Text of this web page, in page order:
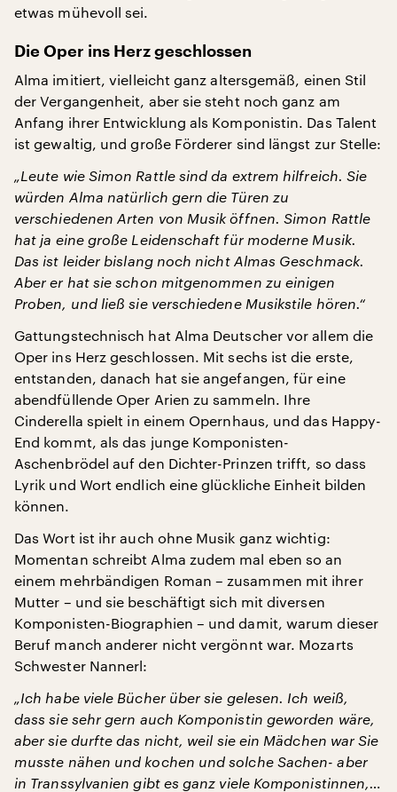
etwas mühevoll sei.
Die Oper ins Herz geschlossen
Alma imitiert, vielleicht ganz altersgemäß, einen Stil
der Vergangenheit, aber sie steht noch ganz am
Anfang ihrer Entwicklung als Komponistin. Das Talent
ist gewaltig, und große Förderer sind längst zur Stelle:
„Leute wie Simon Rattle sind da extrem hilfreich. Sie
würden Alma natürlich gern die Türen zu
verschiedenen Arten von Musik öffnen. Simon Rattle
hat ja eine große Leidenschaft für moderne Musik.
Das ist leider bislang noch nicht Almas Geschmack.
Aber er hat sie schon mitgenommen zu einigen
Proben, und ließ sie verschiedene Musikstile hören.“
Gattungstechnisch hat Alma Deutscher vor allem die
Oper ins Herz geschlossen. Mit sechs ist die erste,
entstanden, danach hat sie angefangen, für eine
abendfüllende Oper Arien zu sammeln. Ihre
Cinderella spielt in einem Opernhaus, und das Happy-
End kommt, als das junge Komponisten-
Aschenbrödel auf den Dichter-Prinzen trifft, so dass
Lyrik und Wort endlich eine glückliche Einheit bilden
können.
Das Wort ist ihr auch ohne Musik ganz wichtig:
Momentan schreibt Alma zudem mal eben so an
einem mehrbändigen Roman – zusammen mit ihrer
Mutter – und sie beschäftigt sich mit diversen
Komponisten-Biographien – und damit, warum dieser
Beruf manch anderer nicht vergönnt war. Mozarts
Schwester Nannerl:
„Ich habe viele Bücher über sie gelesen. Ich weiß,
dass sie sehr gern auch Komponistin geworden wäre,
aber sie durfte das nicht, weil sie ein Mädchen war Sie
musste nähen und kochen und solche Sachen- aber
in Transsylvanien gibt es ganz viele Komponistinnen,…